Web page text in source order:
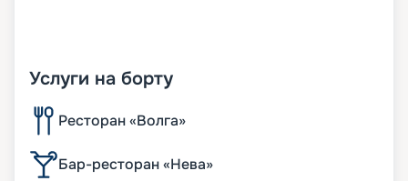
Услуги на борту
Ресторан «Волга»
Бар-ресторан «Нева»